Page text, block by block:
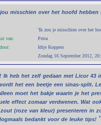
jou misschien over het hoofd hebben
'Ik zou je misschien over het
van:
Petra
Idtje Koppers
Zondag 16 September 2012,
Ik heb het zelf gedaan met Licor 43
het een beetje een sinas-split.
moet het bakje waarin je het
effect zomaar verdwenen. Wat
zout (roze van kleur) presenteren in
bedankt voor de leuke tips!